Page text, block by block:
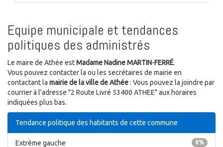
Equipe municipale et tendances
politiques des administrés
Le maire de Athée estMadame Nadine MARTIN-FERRÉ.
Vous pouvez contacter la ou les secrétaires de mairie en
contactant la mairie de la ville de Athée: Vous pouvez la joindre par
courrier à l'adresse "2 Route Livré 53400 ATHEE" aux horaires
indiquées plus bas.
Tendance politique des habitants de cette commune
8%
Extrême gauche